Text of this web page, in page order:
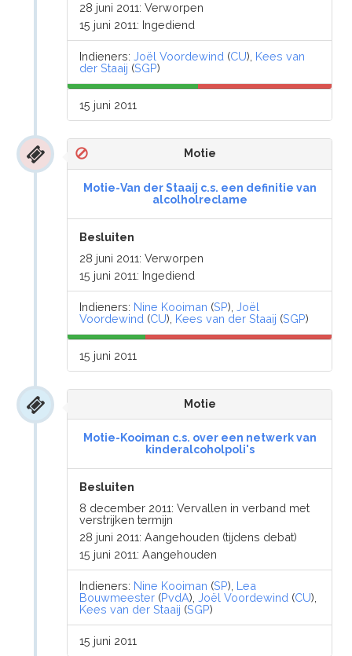
28 juni 2011: Verworpen
15 juni 2011: Ingediend
Indieners:Joël Voordewind (CU), Kees van
der Staaij (SGP)
15 juni 2011
Motie
Motie-Van der Staaij c.s. een definitie van
alcolholreclame
Besluiten
28 juni 2011: Verworpen
15 juni 2011: Ingediend
Indieners: Nine Kooiman (SP),Joël
Voordewind (CU), Kees van der Staaij (SGP)
15 juni 2011
Motie
Motie-Kooiman c.s. over een netwerk van
kinderalcoholpoli's
Besluiten
8 december 2011: Vervallen in verband met
verstrijken termijn
28 juni 2011: Aangehouden (tijdens debat)
15 juni 2011: Aangehouden
Indieners: Nine Kooiman (SP), Lea
Bouwmeester (PvdA),Joël Voordewind (CU),
Kees van der Staaij (SGP)
15 juni 2011